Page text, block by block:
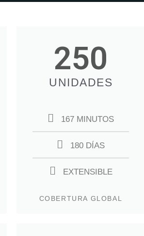
250
UNIDADES
167 MINUTOS
180 DÍAS
EXTENSIBLE
COBERTURA GLOBAL